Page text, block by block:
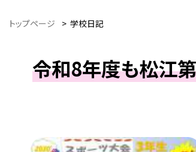
トップページ > 学校日記
令和8年度も松江